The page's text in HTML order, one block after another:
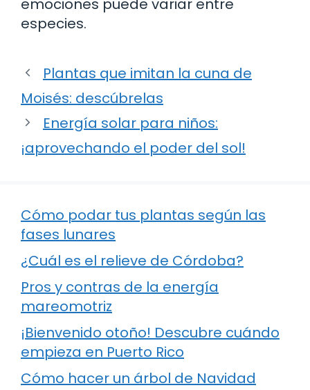
emociones puede variar entre
especies.
Plantas que imitan la cuna de
Moisés: descúbrelas
Energía solar para niños:
¡aprovechando el poder del sol!
Cómo podar tus plantas según las
fases lunares
¿Cuál es el relieve de Córdoba?
Pros y contras de la energía
mareomotriz
¡Bienvenido otoño! Descubre cuándo
empieza en Puerto Rico
Cómo hacer un árbol de Navidad